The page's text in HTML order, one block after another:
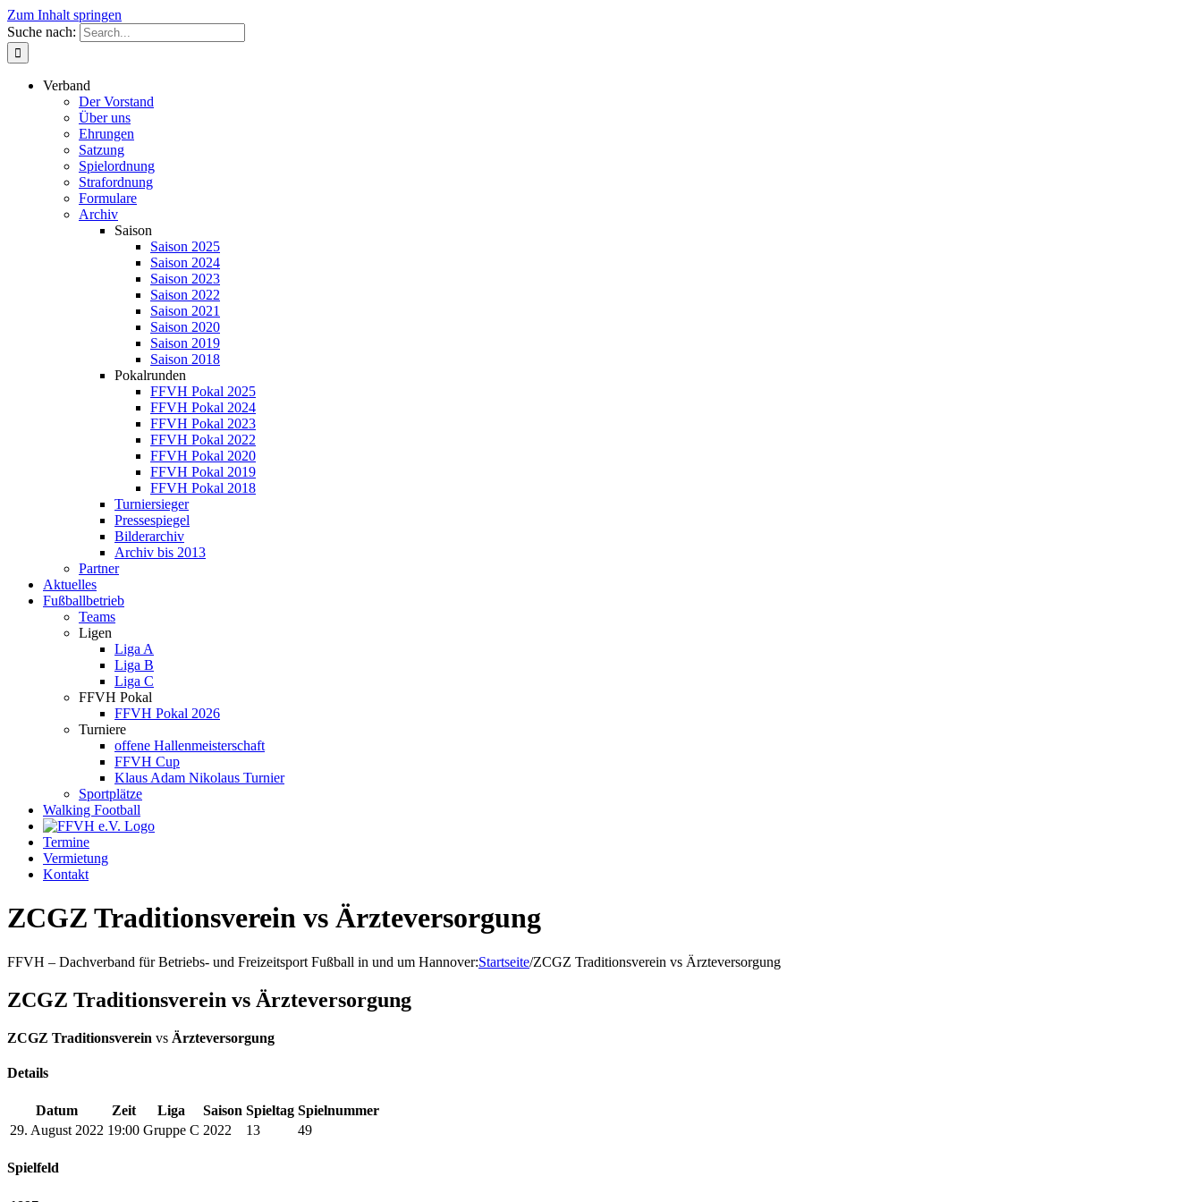
Zum Inhalt springen
Suche nach:
Verband
Der Vorstand
Über uns
Ehrungen
Satzung
Spielordnung
Strafordnung
Formulare
Archiv
Saison
Saison 2025
Saison 2024
Saison 2023
Saison 2022
Saison 2021
Saison 2020
Saison 2019
Saison 2018
Pokalrunden
FFVH Pokal 2025
FFVH Pokal 2024
FFVH Pokal 2023
FFVH Pokal 2022
FFVH Pokal 2020
FFVH Pokal 2019
FFVH Pokal 2018
Turniersieger
Pressespiegel
Bilderarchiv
Archiv bis 2013
Partner
Aktuelles
Fußballbetrieb
Teams
Ligen
Liga A
Liga B
Liga C
FFVH Pokal
FFVH Pokal 2026
Turniere
offene Hallenmeisterschaft
FFVH Cup
Klaus Adam Nikolaus Turnier
Sportplätze
Walking Football
Termine
Vermietung
Kontakt
ZCGZ Traditionsverein vs Ärzteversorgung
FFVH – Dachverband für Betriebs- und Freizeitsport Fußball in und um Hannover:Startseite/ZCGZ Traditionsverein vs Ärzteversorgung
ZCGZ Traditionsverein vs Ärzteversorgung
ZCGZ Traditionsverein vs Ärzteversorgung
Details
Datum Zeit Liga Saison Spieltag Spielnummer
29. August 2022 19:00 Gruppe C 2022 13 49
Spielfeld